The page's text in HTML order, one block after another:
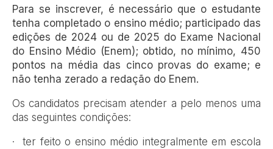
Para se inscrever, é necessário que o estudante
tenha completado o ensino médio; participado das
edições de 2024 ou de 2025 do Exame Nacional
do Ensino Médio (Enem); obtido, no mínimo, 450
pontos na média das cinco provas do exame; e
não tenha zerado a redação do Enem.
Os candidatos precisam atender a pelo menos uma
das seguintes condições:
· ter feito o ensino médio integralmente em escola